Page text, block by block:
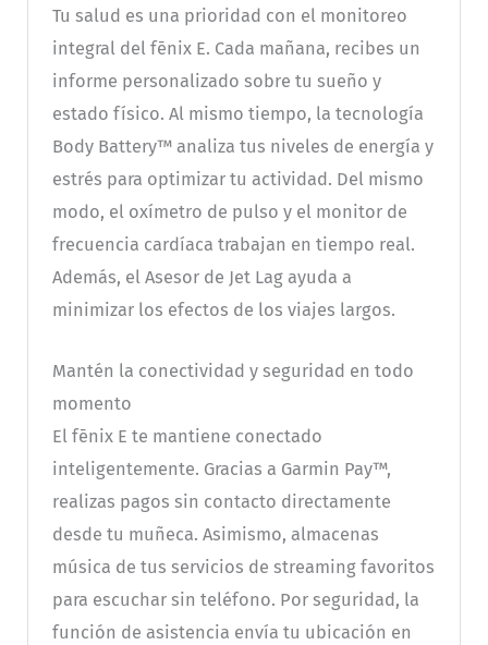
Tu salud es una prioridad con el monitoreo
integral del fēnix E. Cada mañana, recibes un
informe personalizado sobre tu sueño y
estado físico. Al mismo tiempo, la tecnología
Body Battery™ analiza tus niveles de energía y
estrés para optimizar tu actividad. Del mismo
modo, el oxímetro de pulso y el monitor de
frecuencia cardíaca trabajan en tiempo real.
Además, el Asesor de Jet Lag ayuda a
minimizar los efectos de los viajes largos.
Mantén la conectividad y seguridad en todo
momento
El fēnix E te mantiene conectado
inteligentemente. Gracias a Garmin Pay™,
realizas pagos sin contacto directamente
desde tu muñeca. Asimismo, almacenas
música de tus servicios de streaming favoritos
para escuchar sin teléfono. Por seguridad, la
función de asistencia envía tu ubicación en